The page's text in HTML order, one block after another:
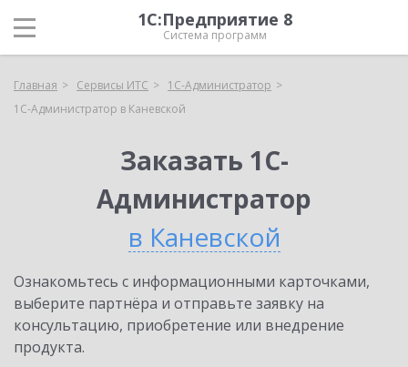
1С:Предприятие 8
Система программ
Главная Сервисы ИТС
1С-Администратор
1С-Администратор в Каневской
Заказать 1С-
Администратор
в Каневской
Ознакомьтесь с информационными карточками,
выберите партнёра и отправьте заявку на
консультацию, приобретение или внедрение
продукта.